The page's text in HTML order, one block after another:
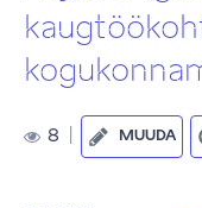
8 MUUDA